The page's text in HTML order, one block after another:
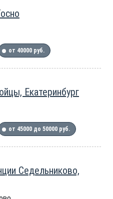
от 40000 руб.
Екатеринбург
от 45000 до 50000 руб.
Седельниково,